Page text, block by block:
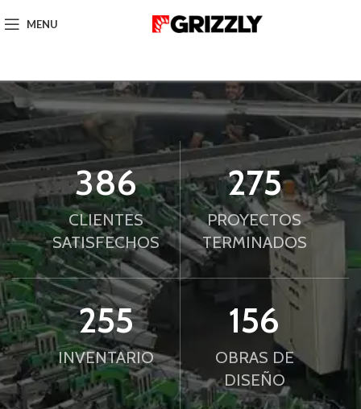
MENU
386
CLIENTES
SATISFECHOS
275
PROYECTOS
TERMINADOS
255
INVENTARIO
156
OBRAS DE
DISEÑO